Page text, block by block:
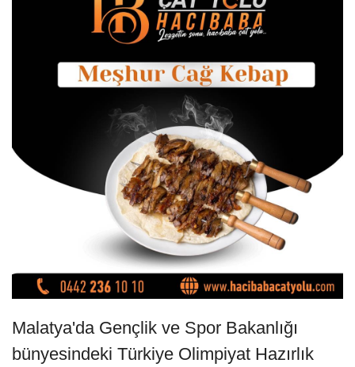
Malatya'da Gençlik ve Spor Bakanlığı
bünyesindeki Türkiye Olimpiyat Hazırlık